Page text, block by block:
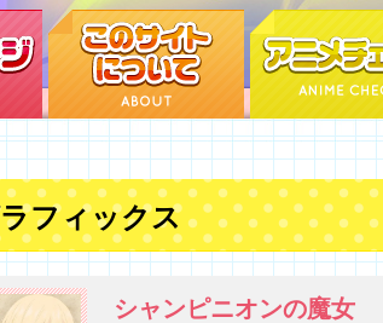
フィックス
シャンピニオンの魔女